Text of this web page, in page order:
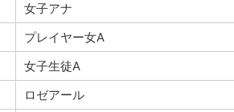
女子アナ
プレイヤー女A
女子生徒A
ロゼアール